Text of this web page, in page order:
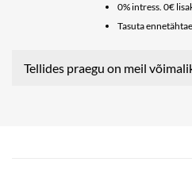
0% intress. 0€
Tasuta
Tellides praegu on meil